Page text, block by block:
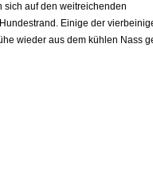
sich auf den weitreichenden
Einige der
wieder aus dem kühlen Nass